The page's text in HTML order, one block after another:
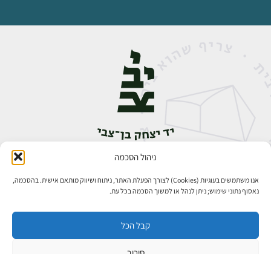
ניהול הסכמה
אנו משתמשים בעוגיות (Cookies) לצורך הפעלת האתר, ניתוח ושיווק מותאם אישית. בהסכמה,
נאסוף נתוני שימוש; ניתן לנהל או למשוך הסכמה בכל עת.
קבל הכל
אבן גבירול 14, רחביה, ירושלים